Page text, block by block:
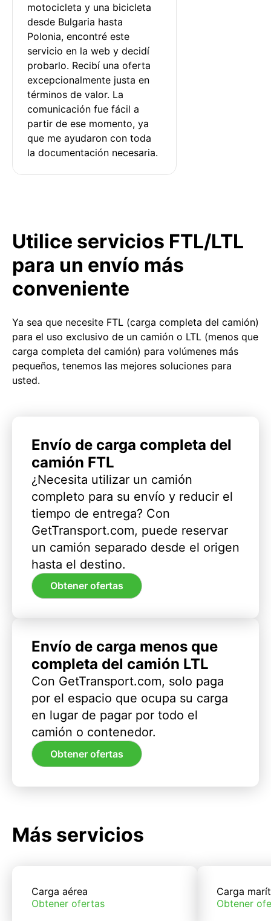
motocicleta y una bicicleta
desde Bulgaria hasta
Polonia, encontré este
servicio en la web y decidí
probarlo. Recibí una oferta
excepcionalmente justa en
términos de valor. La
comunicación fue fácil a
partir de ese momento, ya
que me ayudaron con toda
la documentación necesaria.
Utilice servicios FTL/LTL
para un envío más
conveniente
Ya sea que necesite FTL (carga completa del camión)
para el uso exclusivo de un camión o LTL (menos que
carga completa del camión) para volúmenes más
pequeños, tenemos las mejores soluciones para
usted.
Envío de carga completa del
camión FTL
¿Necesita utilizar un camión
completo para su envío y reducir el
tiempo de entrega? Con
GetTransport.com, puede reservar
un camión separado desde el origen
hasta el destino.
Obtener ofertas
Envío de carga menos que
completa del camión LTL
Con GetTransport.com, solo paga
por el espacio que ocupa su carga
en lugar de pagar por todo el
camión o contenedor.
Obtener ofertas
Más servicios
Carga aérea
Obtener ofertas
Carga
Obtener